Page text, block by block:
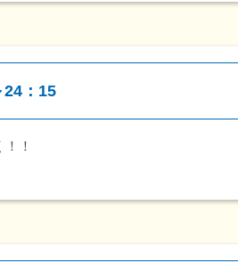
24：15
！